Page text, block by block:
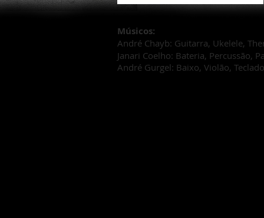
Músicos:
André Chayb: Guitarra, Ukelele,
Janari Coelho: Bateria, Percussão,
André Gurgel: Baixo, Violão,